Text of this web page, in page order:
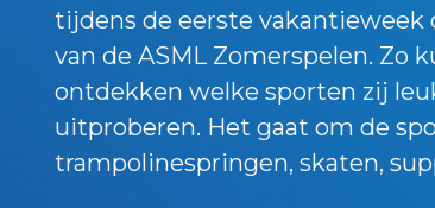
tijdens de eerste
van de ASML Zomerspelen. Zo
ontdekken welke sporten zij
uitproberen. Het gaat om de
trampolinespringen, skaten,